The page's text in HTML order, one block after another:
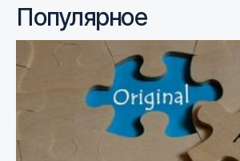
Популярное